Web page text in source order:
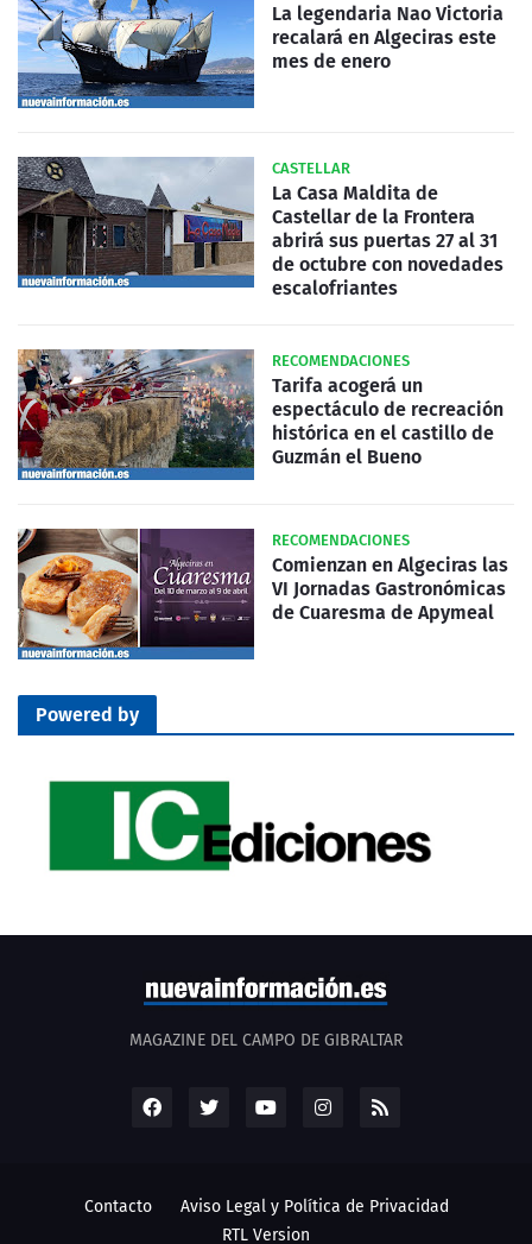
La legendaria Nao Victoria
recalará en Algeciras este
mes de enero
CASTELLAR
La Casa Maldita de
Castellar de la Frontera
abrirá sus puertas 27 al 31
de octubre con novedades
escalofriantes
RECOMENDACIONES
Tarifa acogerá un
espectáculo de recreación
histórica en el castillo de
Guzmán el Bueno
RECOMENDACIONES
Comienzan en Algeciras las
VI Jornadas Gastronómicas
de Cuaresma de Apymeal
Powered by
MAGAZINE DEL CAMPO DE GIBRALTAR
Contacto
Aviso Legal y Política de Privacidad
RTL Version